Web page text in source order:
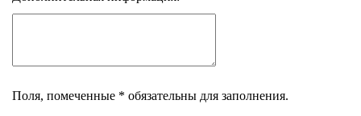
Поля, помеченные * обязательны для заполнения.